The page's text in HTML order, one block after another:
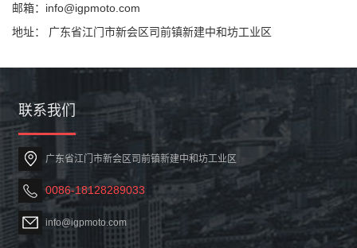
邮箱：info@igpmoto.com
地址： 广东省江门市新会区司前镇新建中和坊工业区
联系我们
广东省江门市新会区司前镇新建中和坊工业区
0086-18128289033
info@igpmoto.com